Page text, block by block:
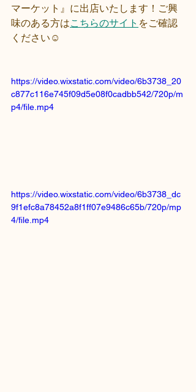
マーケット』に出店いたします！ご興
味のある方はこちらのサイト をご確認
ください☺️
https://video.wixstatic.com/video/6b3738_20
c877c116e745f09d5e08f0cadbb542/720p/m
p4/file.mp4
https://video.wixstatic.com/video/6b3738_dc
9f1efc8a78452a8f1ff07e9486c65b/720p/mp
4/file.mp4